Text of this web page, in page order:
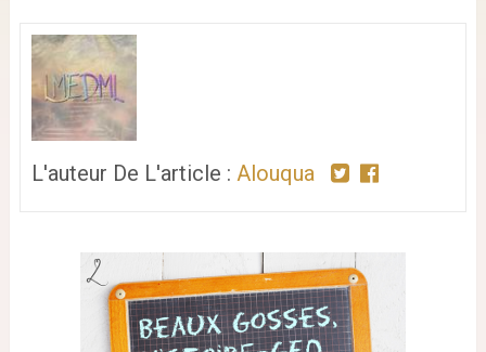
L'auteur De L'article : Alouqua